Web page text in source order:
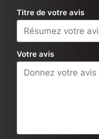
Titre de votre avis
Votre avis